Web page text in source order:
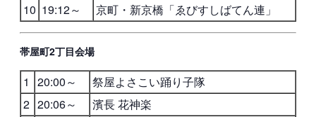
10 19:12～ 京町・新京橋「ゑびすしばてん連」
帯屋町2丁目会場
1 20:00～
祭屋よさこい踊り子隊
2 20:06～
濱長 花神楽